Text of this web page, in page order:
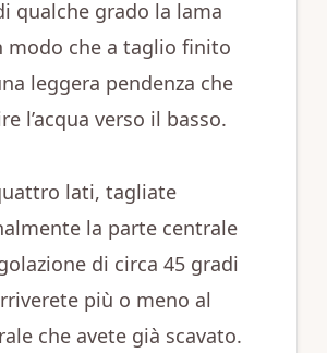
qualche grado la lama
modo che a taglio finito
leggera pendenza che
l’acqua verso il basso.
lati, tagliate
la parte centrale
di circa 45 gradi
più o meno al
che avete già scavato.